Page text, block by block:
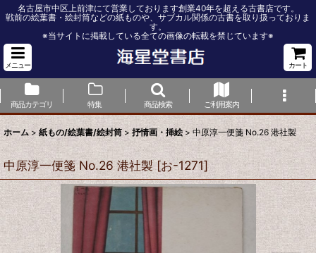
名古屋市中区上前津にて営業しております創業40年を超える古書店です。
戦前の絵葉書・絵封筒などの紙ものや、サブカル関係の古書を取り扱っておりま
す。
※当サイトに掲載している全ての画像の転載を禁じています※
メニュー カート
商品カテゴリ 特集 商品検索 ご利用案内
ホーム > 紙もの/絵葉書/絵封筒 > 抒情画・挿絵 > 中原淳一便箋 No.26 港社製
中原淳一便箋 No.26 港社製 [お-1271]